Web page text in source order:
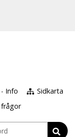
- Info
Sidkarta
frågor